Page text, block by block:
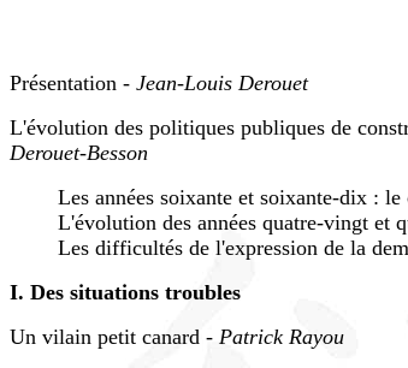
Présentation - Jean-Louis Derouet
L'évolution des politiques publiques de
Derouet-Besson
Les années soixante et soixante-dix :
L'évolution des années quatre-vingt et
Les difficultés de l'expression de la
I. Des situations troubles
Un vilain petit canard - Patrick Rayou